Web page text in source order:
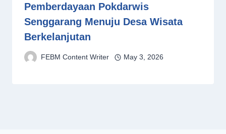
Pemberdayaan Pokdarwis
Senggarang Menuju Desa Wisata
Berkelanjutan
FEBM Content Writer May 3, 2026